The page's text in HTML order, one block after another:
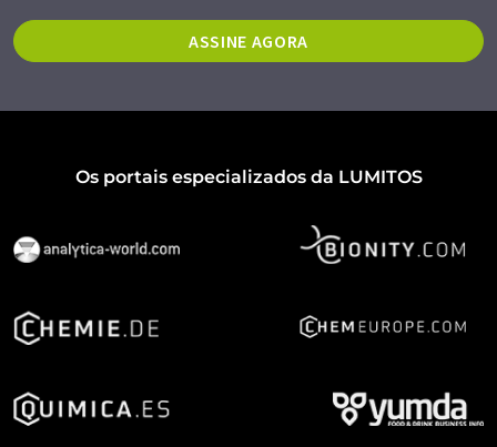
ASSINE AGORA
Os portais especializados da LUMITOS